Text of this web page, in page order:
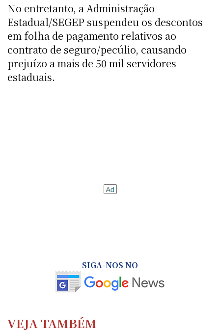
No entretanto, a Administração
Estadual/SEGEP suspendeu os descontos
em folha de pagamento relativos ao
contrato de seguro/pecúlio, causando
prejuízo a mais de 50 mil servidores
estaduais.
SIGA-NOS NO
VEJA TAMBÉM